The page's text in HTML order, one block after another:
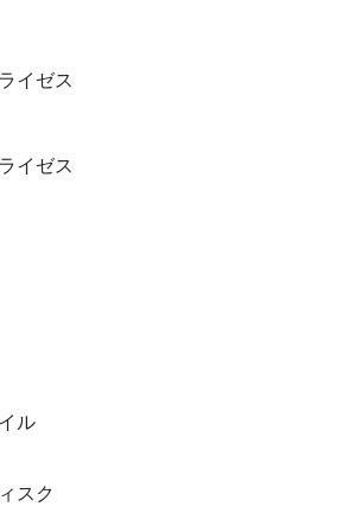
イゼス
イゼス
ル
スク